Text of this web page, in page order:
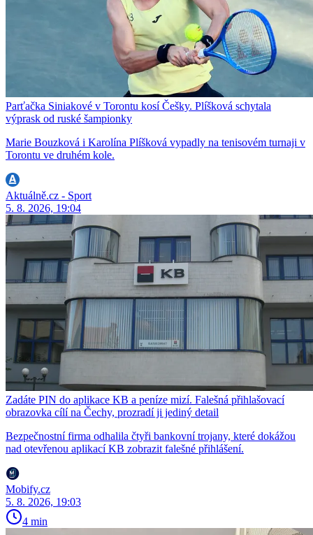
Parťačka Siniakové v Torontu kosí Češky. Plíšková schytala
výprask od ruské šampionky
Marie Bouzková i Karolína Plíšková vypadly na tenisovém turnaji v
Torontu ve druhém kole.
Aktuálně.cz - Sport
5. 8. 2026, 19:04
Zadáte PIN do aplikace KB a peníze mizí. Falešná přihlašovací
obrazovka cílí na Čechy, prozradí ji jediný detail
Bezpečnostní firma odhalila čtyři bankovní trojany, které dokážou
nad otevřenou aplikací KB zobrazit falešné přihlášení.
Mobify.cz
5. 8. 2026, 19:03
4 min